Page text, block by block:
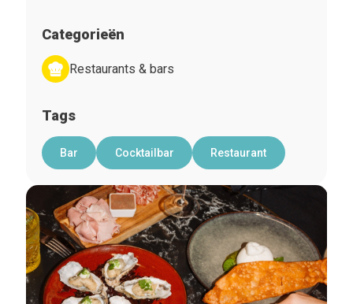
Categorieën
Restaurants & bars
Tags
Bar Cocktailbar Restaurant